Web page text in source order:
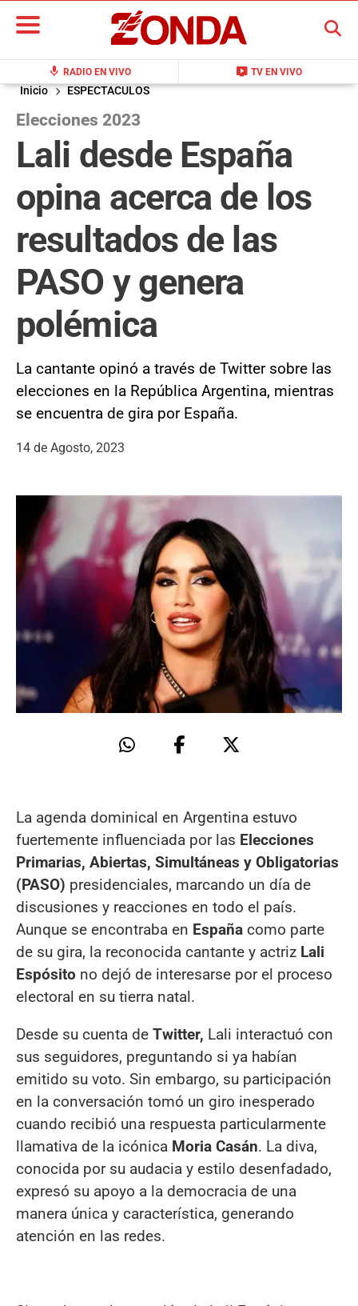
mic RADIO EN VIVO live_tv TV EN VIVO
BUSCAR
Inicio ESPECTACULOS
Elecciones 2023
Lali desde España
opina acerca de los
resultados de las
PASO y genera
polémica
La cantante opinó a través de Twitter sobre las
elecciones en la República Argentina, mientras
se encuentra de gira por España.
14 de Agosto, 2023
La agenda dominical en Argentina estuvo
fuertemente influenciada por las Elecciones
Primarias, Abiertas, Simultáneas y Obligatorias
(PASO) presidenciales, marcando un día de
discusiones y reacciones en todo el país.
Aunque se encontraba en España como parte
de su gira, la reconocida cantante y actriz Lali
Espósito no dejó de interesarse por el proceso
electoral en su tierra natal.
Desde su cuenta de Twitter, Lali interactuó con
sus seguidores, preguntando si ya habían
emitido su voto. Sin embargo, su participación
en la conversación tomó un giro inesperado
cuando recibió una respuesta particularmente
llamativa de la icónica Moria Casán. La diva,
conocida por su audacia y estilo desenfadado,
expresó su apoyo a la democracia de una
manera única y característica, generando
atención en las redes.